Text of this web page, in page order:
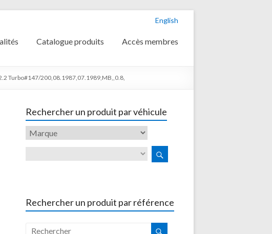
English
Catalogue produits Accès membres
Turbo#147/200,08.1987,07.1989,MB,,0.8,
Rechercher un produit par véhicule
Rechercher un produit par référence